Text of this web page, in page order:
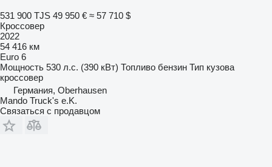
531 900 TJS 49 950 € ≈ 57 710 $
Кроссовер
2022
54 416 км
Euro 6
Мощность 530 л.с. (390 кВт) Топливо бензин Тип кузова
кроссовер
Германия, Oberhausen
Mando Truck's e.K.
Связаться с продавцом